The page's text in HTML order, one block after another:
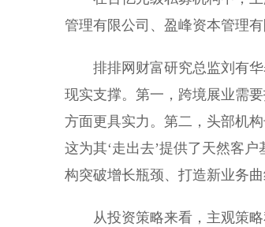
管理有限公司、盈峰资本管理有
排排网财富研究总监刘有
现实支撑。第一，跨境展业需
方面更具实力。第二，头部机
这为其‘走出去’提供了天然客
构突破增长瓶颈、打造新业务
从投资策略来看，主观策